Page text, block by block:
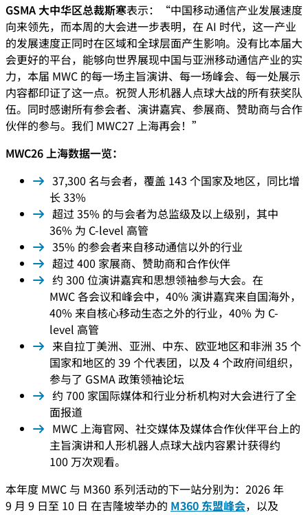
GSMA 大中华区总裁斯寒表示：“中国移动通信产业发展速度
向来领先，而本周的大会进一步表明，在 AI 时代，这一产业
的发展速度正同时在区域和全球层面产生影响。没有比本届大
会更好的平台，能够向世界展现中国与亚洲移动通信产业的实
力，本届 MWC 的每一场主旨演讲、每一场峰会、每一处展示
内容都印证了这一点。祝贺人形机器人点球大战的所有获奖队
伍。同时感谢所有参会者、演讲嘉宾、参展商、赞助商与合作
伙伴的参与。我们 MWC27 上海再会！”
MWC26 上海数据一览：
37,300 名与会者，覆盖 143 个国家及地区，同比增
长 33%
超过 35% 的与会者为总监级及以上级别，其中
36% 为 C-level 高管
35% 的参会者来自移动通信以外的行业
超过 400 家展商、赞助商和合作伙伴
约 300 位演讲嘉宾和思想领袖参与大会。在
MWC 各会议和峰会中，40% 演讲嘉宾来自国海外，
40% 来自核心移动生态之外的行业，40% 为 C-
level 高管
来自拉丁美洲、亚洲、中东、欧亚地区和非洲 35 个
国家和地区的 39 个代表团，以及 4 个政府间组织，
参与了 GSMA 政策领袖论坛
约 700 家国际媒体和行业分析机构对大会进行了全
面报道
MWC 上海官网、社交媒体及媒体合作伙伴平台上的
主旨演讲和人形机器人点球大战内容累计获得约
100 万次观看。
本年度 MWC 与 M360 系列活动的下一站分别为：2026 年
9 月 9 日至 10 日 在吉隆坡举办的 M360 东盟峰会，以及